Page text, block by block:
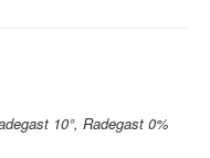
10°, Radegast 0%